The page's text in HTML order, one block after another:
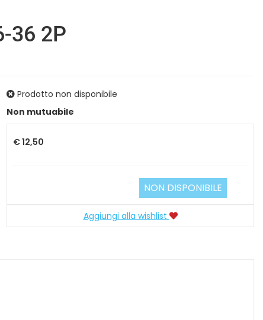
36 2P
Prodotto non disponibile
Non mutuabile
Prezzo
€ 12,50
NON DISPONIBILE
Aggiungi alla wishlist